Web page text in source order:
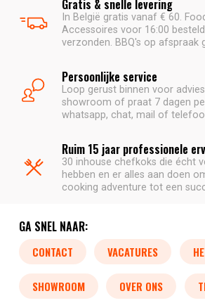
Gratis & snelle levering
In België gratis vanaf € 60.
Accessoires voor 16:00
verzonden. BBQ's op afspraak
Persoonlijke service
Loop gerust binnen voor
showroom of praat 7 dagen
whatsapp, chat, mail of
Ruim 15 jaar professionele
30 inhouse chefkoks die écht
hebben en er alles aan doen
cooking adventure tot een
GA SNEL NAAR:
CONTACT VACATURES
SHOWROOM OVER ONS